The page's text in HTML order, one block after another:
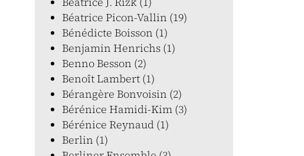
Béatrice Picon-Vallin (19)
Bénédicte Boisson (1)
Benjamin Henrichs (1)
Benno Besson (2)
Benoît Lambert (1)
Bérangère Bonvoisin (2)
Bérénice Hamidi-Kim (3)
Bérénice Reynaud (1)
Berlin (1)